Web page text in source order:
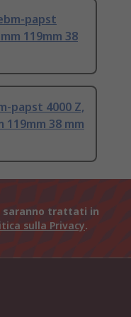
papst
119mm 38
papst 4000 Z,
119mm 38 mm
trattati in
sulla Privacy.